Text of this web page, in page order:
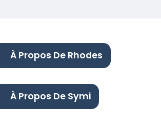
À Propos De Rhodes
À Propos De Symi